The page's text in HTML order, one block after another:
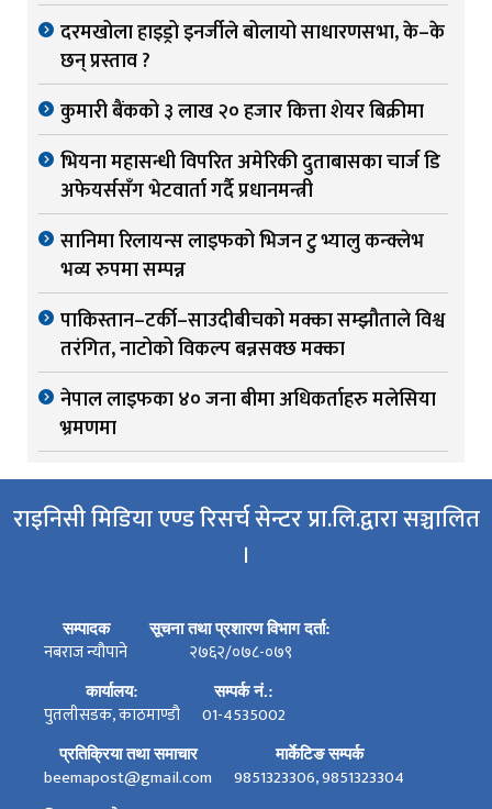
दरमखोला हाइड्रो इनर्जीले बोलायो साधारणसभा, के–के
छन् प्रस्ताव ?
कुमारी बैंकको ३ लाख २० हजार कित्ता शेयर बिक्रीमा
भियना महासन्धी विपरित अमेरिकी दुताबासका चार्ज डि
अफेयर्ससँग भेटवार्ता गर्दै प्रधानमन्त्री
सानिमा रिलायन्स लाइफको भिजन टु भ्यालु कन्क्लेभ
भव्य रुपमा सम्पन्न
पाकिस्तान–टर्की–साउदीबीचको मक्का सम्झौताले विश्व
तरंगित, नाटोको विकल्प बन्नसक्छ मक्का
नेपाल लाइफका ४० जना बीमा अधिकर्ताहरु मलेसिया
भ्रमणमा
राइनिसी मिडिया एण्ड रिसर्च सेन्टर प्रा.लि.द्वारा सञ्चालित
।
सम्पादक
नबराज न्यौपाने
सूचना तथा प्रशारण विभाग दर्ता:
२७६२/०७८-०७९
कार्यालय:
पुतलीसडक, काठमाण्डौ
सम्पर्क नं.:
01-4535002
प्रतिक्रिया तथा समाचार
beemapost@gmail.com
मार्केटिङ सम्पर्क
9851323306, 9851323304